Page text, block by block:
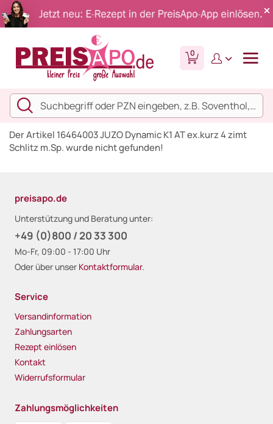
0
Der Artikel 16464003 JUZO Dynamic K1 AT ex.kurz 4 zimt
Schlitz m.Sp. wurde nicht gefunden!
preisapo.de
Unterstützung und Beratung unter:
+49 (0)800 / 20 33 300
Mo-Fr, 09:00 - 17:00 Uhr
Oder über unser Kontaktformular.
Service
Versandinformation
Zahlungsarten
Rezept einlösen
Kontakt
Widerrufsformular
Zahlungsmöglichkeiten